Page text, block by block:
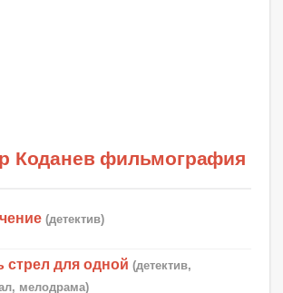
Коданев фильмография
(детектив)
стрел для одной (детектив,
мелодрама)